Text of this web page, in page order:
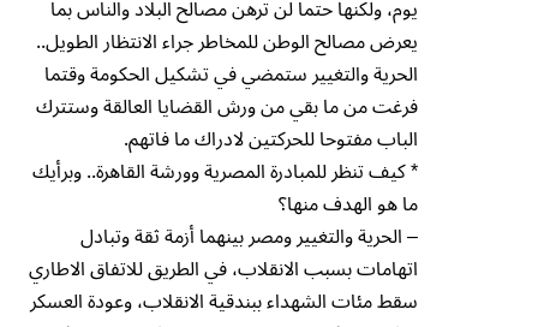
يوم، ولكنها حتما لن ترهن مصالح البلاد والناس بما
يعرض مصالح الوطن للمخاطر جراء الانتظار الطويل..
الحرية والتغيير ستمضي في تشكيل الحكومة وقتما
فرغت من ما بقي من ورش القضايا العالقة وستترك
الباب مفتوحا للحركتين لادراك ما فاتهم.
* كيف تنظر للمبادرة المصرية وورشة القاهرة.. وبرأيك
ما هو الهدف منها؟
– الحرية والتغيير ومصر بينهما أزمة ثقة وتبادل
اتهامات بسبب الانقلاب، في الطريق للاتفاق الاطاري
سقط مئات الشهداء ببندقية الانقلاب، وعودة العسكر